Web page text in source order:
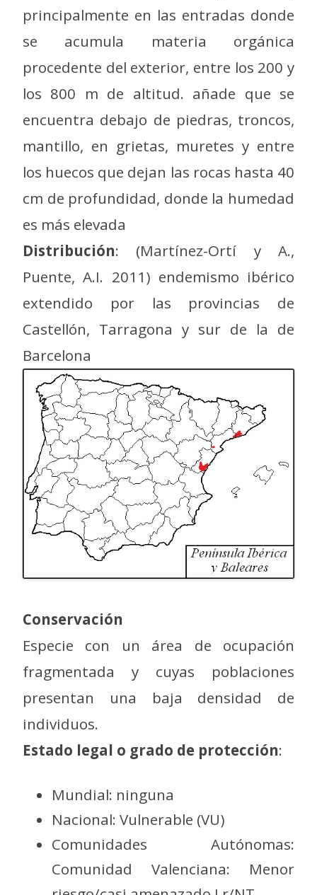
principalmente en las entradas donde
se acumula materia orgánica
procedente del exterior, entre los 200 y
los 800 m de altitud. añade que se
encuentra debajo de piedras, troncos,
mantillo, en grietas, muretes y entre
los huecos que dejan las rocas hasta 40
cm de profundidad, donde la humedad
es más elevada
Distribución: (Martínez-Ortí y A.,
Puente, A.I. 2011) endemismo ibérico
extendido por las provincias de
Castellón, Tarragona y sur de la de
Barcelona
Conservación
Especie con un área de ocupación
fragmentada y cuyas poblaciones
presentan una baja densidad de
individuos.
Estado legal o grado de protección:
Mundial: ninguna
Nacional: Vulnerable (VU)
Comunidades Autónomas:
Comunidad Valenciana: Menor